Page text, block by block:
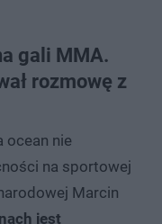
gali MMA.
rozmowę z
ocean nie
na sportowej
Marcin
jest